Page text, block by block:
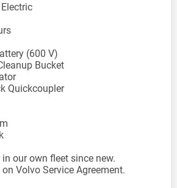
(600 V)
Bucket
Quickcoupler
our own fleet since new.
Volvo Service Agreement.